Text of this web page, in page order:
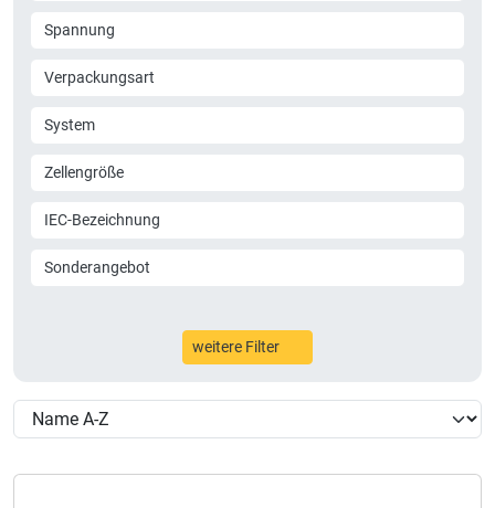
Spannung
Verpackungsart
System
Zellengröße
IEC-Bezeichnung
Sonderangebot
weitere Filter